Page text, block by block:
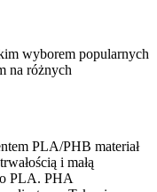
wyborem popularnych
na różnych
PLA/PHB materiał
i małą
PLA. PHA